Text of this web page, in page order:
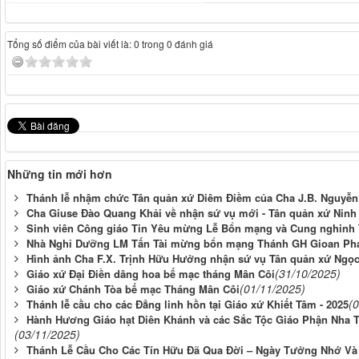
Tổng số điểm của bài viết là: 0 trong 0 đánh giá
Những tin mới hơn
Thánh lễ nhậm chức Tân quản xứ Diêm Điềm của Cha J.B.
Cha Giuse Đào Quang Khải về nhận sứ vụ mới - Tân quản xứ Ninh
Sinh viên Công giáo Tin Yêu mừng Lễ Bổn mạng và Cung
Nhà Nghỉ Dưỡng LM Tấn Tài mừng bổn mạng Thánh GH Gioan
Hình ảnh Cha F.X. Trịnh Hữu Hưởng nhận sứ vụ Tân quản xứ
Giáo xứ Đại Điền dâng hoa bế mạc tháng Mân Côi(31/10/2025)
Giáo xứ Chánh Tòa bế mạc Tháng Mân Côi(01/11/2025)
Thánh lễ cầu cho các Đẳng linh hồn tại Giáo xứ Khiết Tâm - 2025
Hành Hương Giáo hạt Diên Khánh và các Sắc Tộc Giáo Phận
(03/11/2025)
Thánh Lễ Cầu Cho Các Tín Hữu Đã Qua Đời – Ngày Tưởng Nhớ Và